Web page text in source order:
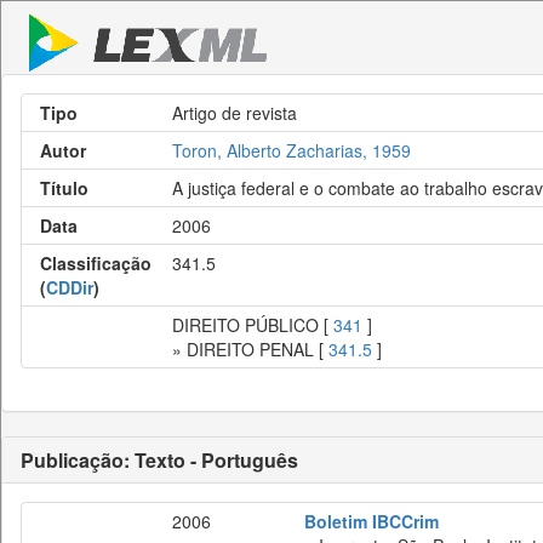
Tipo
Artigo de revista
Autor
Toron, Alberto Zacharias, 1959
Título
A justiça federal e o combate ao trabalho
Data
2006
Classificação
(CDDir)
341.5
DIREITO PÚBLICO [ 341 ]
» DIREITO PENAL [ 341.5 ]
Publicação: Texto - Português
2006
Boletim IBCCrim